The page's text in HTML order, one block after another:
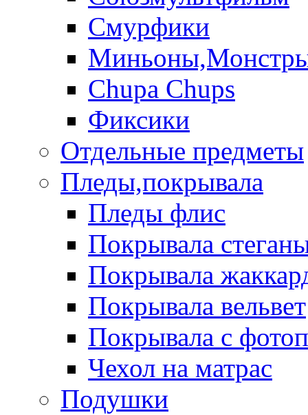
Смурфики
Chupa Chups
Фиксики
Отдельные предметы
Пледы,покрывала
Пледы флис
Покрывала
Покрывала
Покрывала вельвет
Покрывала с
Чехол на матрас
Подушки